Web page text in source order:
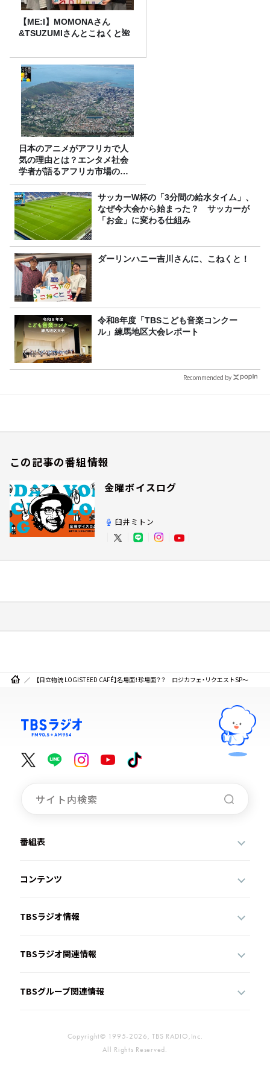
【ME:I】MOMONAさん
&TSUZUMIさんとこねくと🌺
日本のアニメがアフリカで人
気の理由とは？エンタメ社会
学者が語るアフリカ市場のリ
アル
サッカーW杯の「3分間の給水タイム」、
なぜ今大会から始まった？ サッカーが
「お金」に変わる仕組み
ダーリンハニー吉川さんに、こねくと！
令和8年度「TBSこども音楽コンクー
ル」練馬地区大会レポート
Recommended by
この記事の番組情報
金曜ボイスログ
臼井ミトン
【日立物流 LOGISTEED CAFÉ】名場面！珍場面？？ ロジカフェ・リクエストSP～
番組表
コンテンツ
TBSラジオ情報
TBSラジオ関連情報
TBSグループ関連情報
Copyright© 1995-2026, TBS RADIO,Inc.
All Rights Reserved.